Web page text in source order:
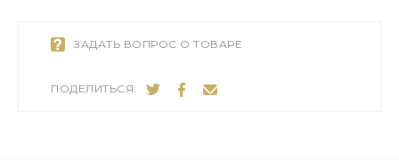
ЗАДАТЬ ВОПРОС О ТОВАРЕ
ПОДЕЛИТЬСЯ: